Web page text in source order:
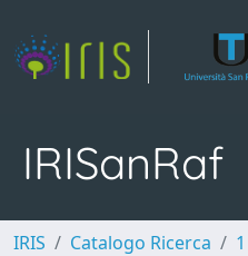
IRISanRaf
IRIS Catalogo Ricerca